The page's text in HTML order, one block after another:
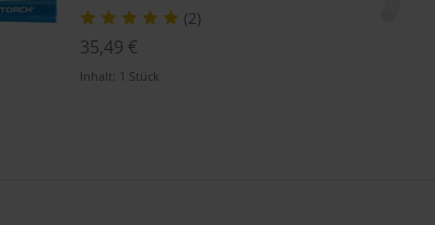
(2)
35,49 €
Inhalt: 1 Stück